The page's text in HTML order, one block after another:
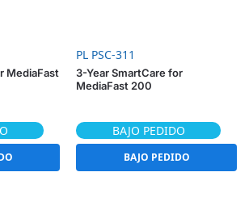
MediaFast
PL PSC-311
3-Year SmartCare for
MediaFast 200
BAJO PEDIDO
BAJO PEDIDO